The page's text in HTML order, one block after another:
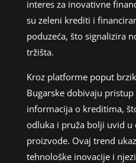
interes za inovativne
su zeleni krediti i
poduzeća, što signalizira
tržišta.
Kroz platforme poput
Bugarske dobivaju
informacija o kreditima,
odluka i pruža bolji uvid u
proizvode. Ovaj trend
tehnološke inovacije i